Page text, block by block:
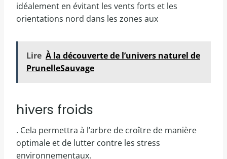
idéalement en évitant les vents forts et les
orientations nord dans les zones aux
Lire À la découverte de l’univers naturel de
PrunelleSauvage
hivers froids
. Cela permettra à l’arbre de croître de manière
optimale et de lutter contre les stress
environnementaux.